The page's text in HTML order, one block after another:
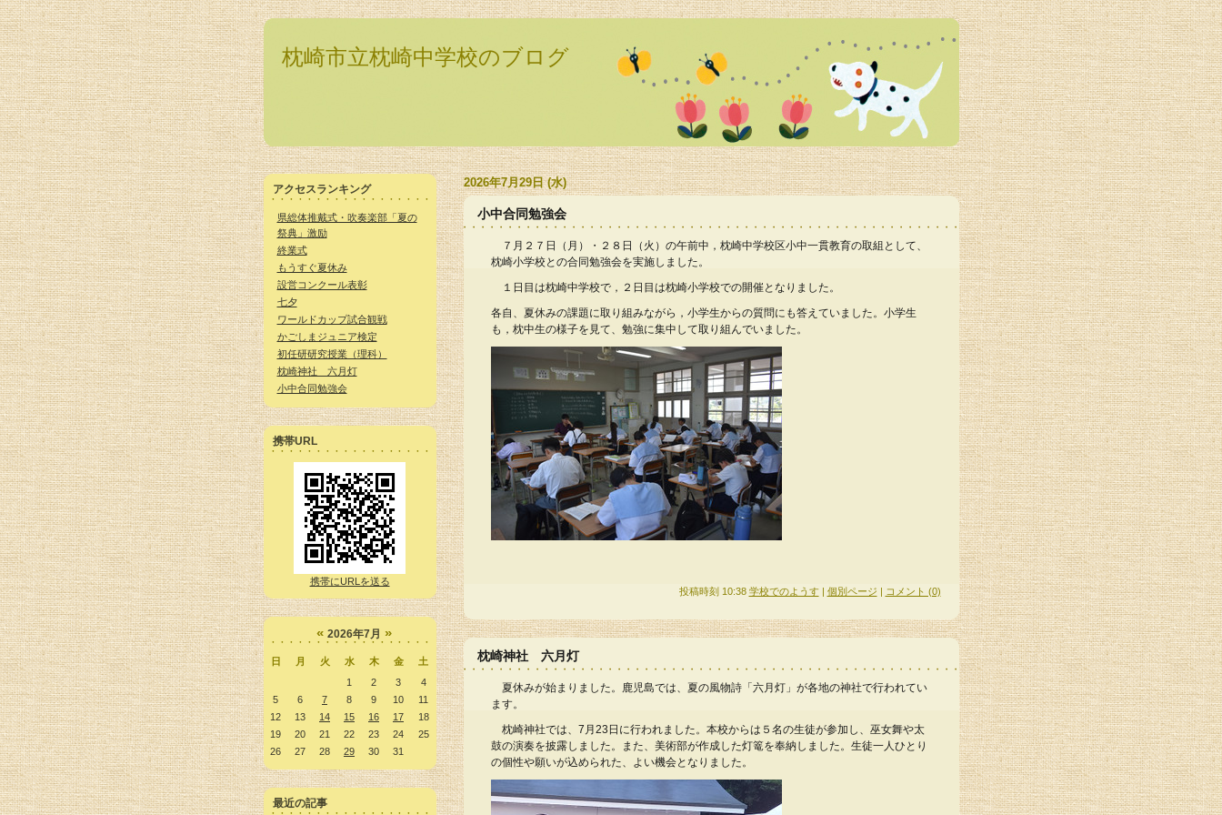
枕崎市立枕崎中学校のブログ
アクセスランキング
県総体推戴式・吹奏楽部「夏の
祭典」激励
終業式
もうすぐ夏休み
設営コンクール表彰
七夕
ワールドカップ試合観戦
かごしまジュニア検定
初任研研究授業（理科）
枕崎神社 六月灯
小中合同勉強会
携帯URL
携帯にURLを送る
« 2026年7月 »
日 月 火 水 木 金
土
1
2 3
4
5
6 7 8 9 10
11
12
13 14 15 16 17
18
19
20 21 22 23 24
25
26
27 28 29 30 31
最近の記事
2026年7月29日 (水)
小中合同勉強会
７月２７日（月）・２８日（火）の午前中，枕崎中学校区小中一貫教育の取組として、
枕崎小学校との合同勉強会を実施しました。
１日目は枕崎中学校で，２日目は枕崎小学校での開催となりました。
各自、夏休みの課題に取り組みながら，小学生からの質問にも答えていました。小学生
も，枕中生の様子を見て、勉強に集中して取り組んでいました。
投稿時刻 10:38 学校でのようす | 個別ページ | コメント (0)
枕崎神社 六月灯
夏休みが始まりました。鹿児島では、夏の風物詩「六月灯」が各地の神社で行われてい
ます。
枕崎神社では、7月23日に行われました。本校からは５名の生徒が参加し、巫女舞や太
鼓の演奏を披露しました。また、美術部が作成した灯篭を奉納しました。生徒一人ひとり
の個性や願いが込められた、よい機会となりました。